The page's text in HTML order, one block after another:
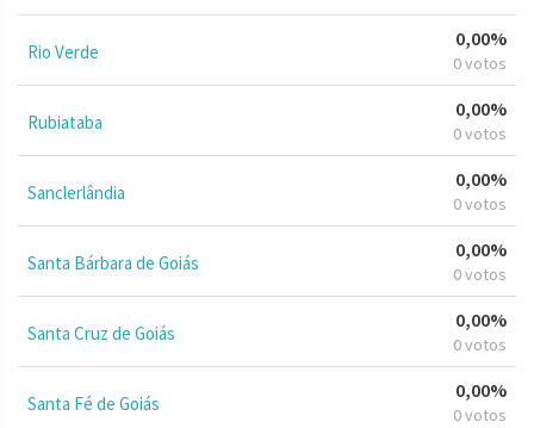
Rio Verde
0,00%
0 votos
Rubiataba
0,00%
0 votos
Sanclerlândia
0,00%
0 votos
Santa Bárbara de Goiás
0,00%
0 votos
Santa Cruz de Goiás
0,00%
0 votos
Santa Fé de Goiás
0,00%
0 votos